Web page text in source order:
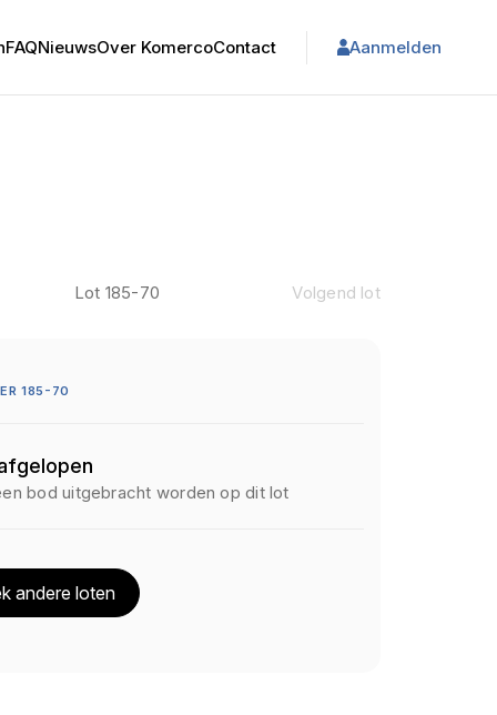
FAQNieuwsOver KomercoContact Aanmelden
Lot 185-70 Volgend lot
185-70
bod uitgebracht worden op dit lot
andere loten